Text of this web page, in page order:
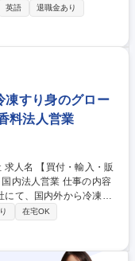
ペレーション対応 ＜
、経理部、法務部等との
応 ＜改善・標準化活動
案 ・運用ルール、業務マ
ーマンス管理およびサー
英語
退職金あり
凍すり身のグロー
料法人営業
業 仕事の内容
にて、国内外から冷凍す
す。主な販売先は、日本
販売会社、海外です。
ンド/中国/ベトナム/タイ
売先は、日本国内の水産
在宅OK